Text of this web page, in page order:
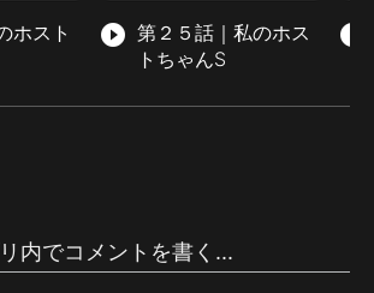
ホスト
play_circle_filled 第２５話｜私のホス
トちゃんS
play_circle_filled
内でコメントを書く...